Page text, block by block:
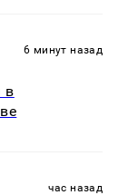
6 минут назад
в
час назад